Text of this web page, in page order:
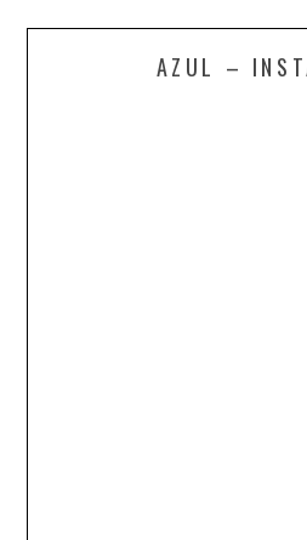
AZUL –